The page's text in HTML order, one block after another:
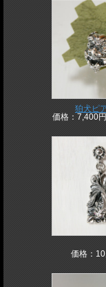
狛犬ピ
価格：7,400
価格：